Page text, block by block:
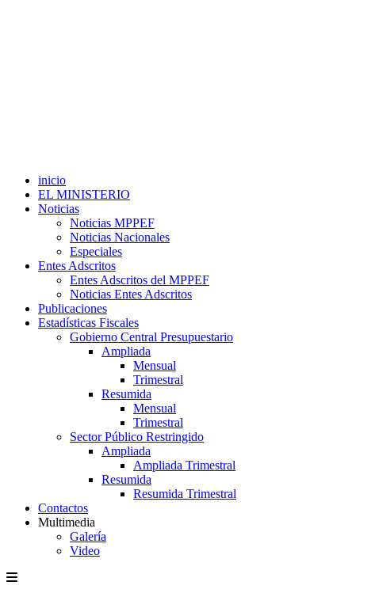
inicio
EL MINISTERIO
Noticias
Noticias MPPEF
Noticias Nacionales
Especiales
Entes Adscritos
Entes Adscritos del MPPEF
Noticias Entes Adscritos
Publicaciones
Estadísticas Fiscales
Gobierno Central Presupuestario
Ampliada
Mensual
Trimestral
Resumida
Mensual
Trimestral
Sector Público Restringido
Ampliada
Ampliada Trimestral
Resumida
Resumida Trimestral
Contactos
Multimedia
Galería
Video